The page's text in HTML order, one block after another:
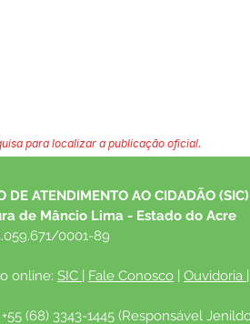
para localizar a publicação oficial.
DE ATENDIMENTO AO CIDADÃO
de Mâncio Lima - Estado do Acre
0001-89
online: SIC | Fale Conosco | Ouvidoria |
+55 (68) 3343-1445 (Responsável